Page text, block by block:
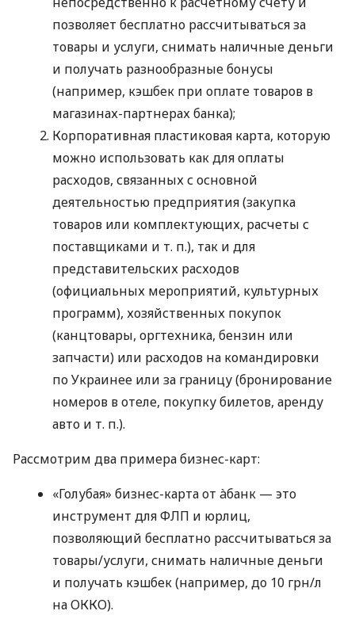
позволяет бесплатно рассчитываться за
товары и услуги, снимать наличные деньги
и получать разнообразные бонусы
(например, кэшбек при оплате товаров в
магазинах-партнерах банка);
Корпоративная пластиковая карта, которую
можно использовать как для оплаты
расходов, связанных с основной
деятельностью предприятия (закупка
товаров или комплектующих, расчеты с
поставщиками и т. п.), так и для
представительских расходов
(официальных мероприятий, культурных
программ), хозяйственных покупок
(канцтовары, оргтехника, бензин или
запчасти) или расходов на командировки
по Украинее или за границу (бронирование
номеров в отеле, покупку билетов, аренду
авто и т. п.).
Рассмотрим два примера бизнес-карт:
«Голубая» бизнес-карта от àбанк — это
инструмент для ФЛП и юрлиц,
позволяющий бесплатно рассчитываться за
товары/услуги, снимать наличные деньги
и получать кэшбек (например, до 10 грн/л
на ОККО).